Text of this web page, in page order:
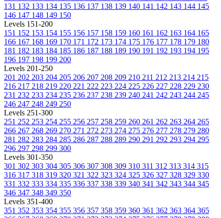
131 132 133 134 135 136 137 138 139 140 141 142 143 144 145
146 147 148 149 150
Levels 151-200
151 152 153 154 155 156 157 158 159 160 161 162 163 164 165
166 167 168 169 170 171 172 173 174 175 176 177 178 179 180
181 182 183 184 185 186 187 188 189 190 191 192 193 194 195
196 197 198 199 200
Levels 201-250
201 202 203 204 205 206 207 208 209 210 211 212 213 214 215
216 217 218 219 220 221 222 223 224 225 226 227 228 229 230
231 232 233 234 235 236 237 238 239 240 241 242 243 244 245
246 247 248 249 250
Levels 251-300
251 252 253 254 255 256 257 258 259 260 261 262 263 264 265
266 267 268 269 270 271 272 273 274 275 276 277 278 279 280
281 282 283 284 285 286 287 288 289 290 291 292 293 294 295
296 297 298 299 300
Levels 301-350
301 302 303 304 305 306 307 308 309 310 311 312 313 314 315
316 317 318 319 320 321 322 323 324 325 326 327 328 329 330
331 332 333 334 335 336 337 338 339 340 341 342 343 344 345
346 347 348 349 350
Levels 351-400
351 352 353 354 355 356 357 358 359 360 361 362 363 364 365